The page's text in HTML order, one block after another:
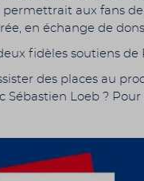
aux fans
en échange de
fidèles soutiens de
des places au
Sébastien Loeb ?